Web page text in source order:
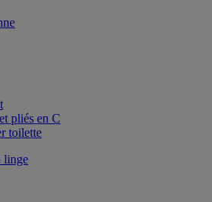
pliés en C
toilette
linge